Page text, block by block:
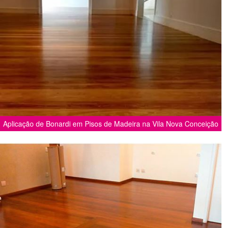
Aplicação de Bonardi em Pisos de Madeira na Vila Nova Conceição